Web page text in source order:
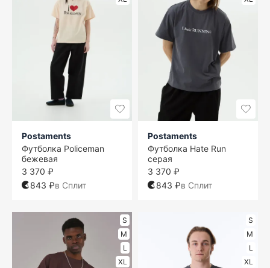
Postaments
Футболка Policeman
бежевая
3 370 ₽
843 ₽в Сплит
Postaments
Футболка Hate Run
серая
3 370 ₽
843 ₽в Сплит
S
M
L
XL
S
M
L
XL